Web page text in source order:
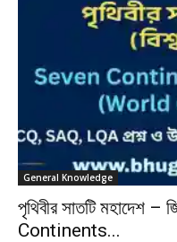
General Knowledge
পৃথিবীর সাতটি মহাদেশ
Continents...